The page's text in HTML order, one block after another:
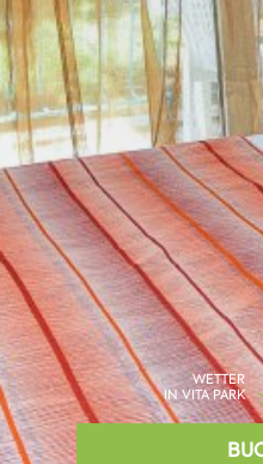
WETTER
IN VITA PARK